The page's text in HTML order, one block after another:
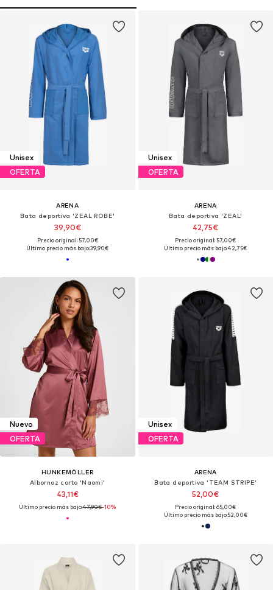
Unisex
OFERTA
ARENA
Bata deportiva 'ZEAL ROBE'
39,90€
Precio original: 57,00€
Último precio más bajo:39,90€
Unisex
OFERTA
ARENA
Bata deportiva 'ZEAL'
42,75€
Precio original: 57,00€
Último precio más bajo:42,75€
Nuevo
OFERTA
HUNKEMÖLLER
Albornoz corto 'Naomi'
43,11€
Último precio más bajo:47,90€-10%
Unisex
OFERTA
ARENA
Bata deportiva 'TEAM STRIPE'
52,00€
Precio original: 65,00€
Último precio más bajo:52,00€